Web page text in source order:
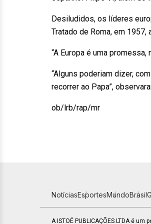
Desiludidos, os líderes
Tratado de Roma, em
“A Europa é uma
“Alguns poderiam dizer,
recorrer ao Papa”,
ob/lrb/rap/mr
NotíciasEsportesMundoBrasil
A ISTOÉ PUBLICAÇÕES LTDA é